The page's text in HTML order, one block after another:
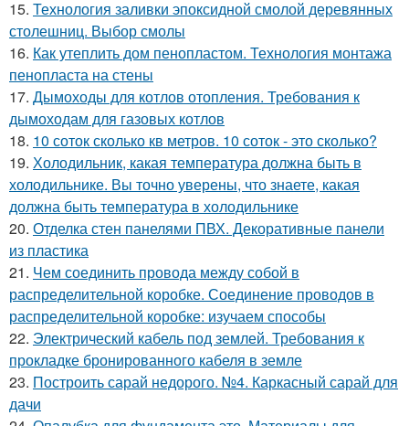
15. Технология заливки эпоксидной смолой деревянных
столешниц. Выбор смолы
16. Как утеплить дом пенопластом. Технология монтажа
пенопласта на стены
17. Дымоходы для котлов отопления. Требования к
дымоходам для газовых котлов
18. 10 соток сколько кв метров. 10 соток - это сколько?
19. Холодильник, какая температура должна быть в
холодильнике. Вы точно уверены, что знаете, какая
должна быть температура в холодильнике
20. Отделка стен панелями ПВХ. Декоративные панели
из пластика
21. Чем соединить провода между собой в
распределительной коробке. Соединение проводов в
распределительной коробке: изучаем способы
22. Электрический кабель под землей. Требования к
прокладке бронированного кабеля в земле
23. Построить сарай недорого. №4. Каркасный сарай для
дачи